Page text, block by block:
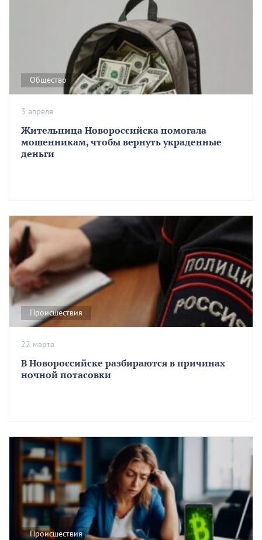
Общество
Жительница Новороссийска помогала
мошенникам, чтобы вернуть украденные
деньги
3 апреля
Происшествия
В Новороссийске разбираются в причинах
ночной потасовки
22 марта
Происшествия